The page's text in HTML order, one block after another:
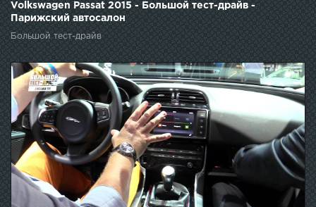
Volkswagen Passat 2015 - Большой тест-драйв -
Парижский автосалон
Большой тест-драйв